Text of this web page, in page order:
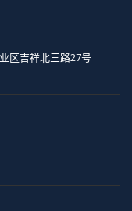
区吉祥北三路27号